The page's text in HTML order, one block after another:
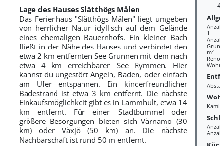
1
m²
Lage des Hauses Slätthögs Målen
Das Ferienhaus "Slätthögs Målen" liegt umgeben
von herrlicher Natur idyllisch auf dem Gelände
eines ehemaligen Bauernhofs. Ein kleiner Bach
fließt in der Nähe des Hauses und verbindet den
etwa 2 km entfernten See Grunnen mit dem nach
etwa 4 km erreichbaren See Rymmen. Hier
kannst du ungestört Angeln, Baden, oder einfach
am Ufer entspannen. Ein kinderfreundlicher
Badestrand ist etwa 3 km entfernt. Die nächste
Einkaufsmöglichkeit gibt es in Lammhult, etwa 14
km entfernt. Für einen Stadtbummel oder
größere Besorgungen bieten sich Värnamo (30
km) oder Växjö (50 km) an. Die nächste
Nachbarschaft ist rund 50 m entfernt.